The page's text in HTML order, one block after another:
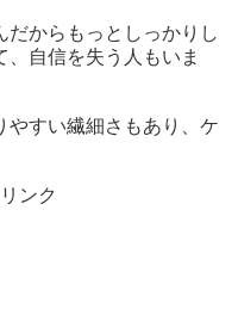
だからもっとしっかりし
自信を失う人もいま
やすい繊細さもあり、ケ
ンク